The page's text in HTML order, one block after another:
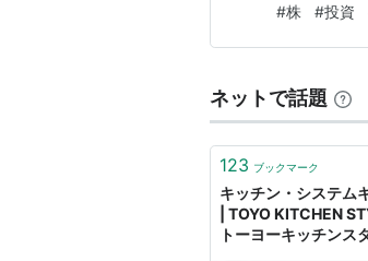
会社化）」
#株 #投資
ネットで話題
123 ブックマーク
キッチン・システム
| TOYO KITCHEN
トーヨーキッチンス